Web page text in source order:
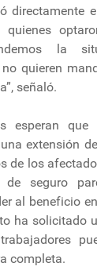
directamente
quienes
la
quieren
señaló.
esperan
extensión
de los
seguro
al beneficio
ha solicitado
completa.